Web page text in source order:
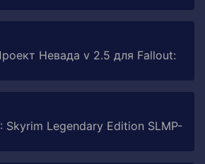
Невада v 2.5 для Fallout:
Skyrim Legendary Edition SLMP-